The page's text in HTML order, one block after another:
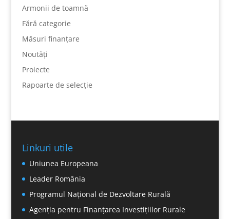
Armonii de toamnă
Fără categorie
Măsuri finanțare
Noutăți
Proiecte
Rapoarte de selecție
Linkuri utile
Uniunea Europeana
Leader România
Programul Național de Dezvoltare Rurală
Agenția pentru Finanțarea Investițiilor Rurale